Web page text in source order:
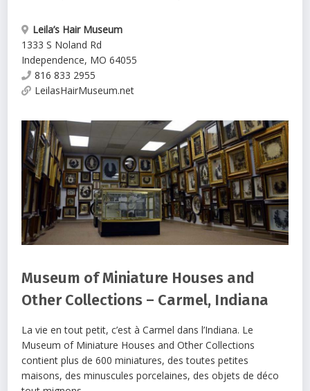
Leila’s Hair Museum
1333 S Noland Rd
Independence, MO 64055
816 833 2955
LeilasHairMuseum.net
Museum of Miniature Houses and
Other Collections – Carmel, Indiana
La vie en tout petit, c’est à Carmel dans l’Indiana. Le
Museum of Miniature Houses and Other Collections
contient plus de 600 miniatures, des toutes petites
maisons, des minuscules porcelaines, des objets de déco